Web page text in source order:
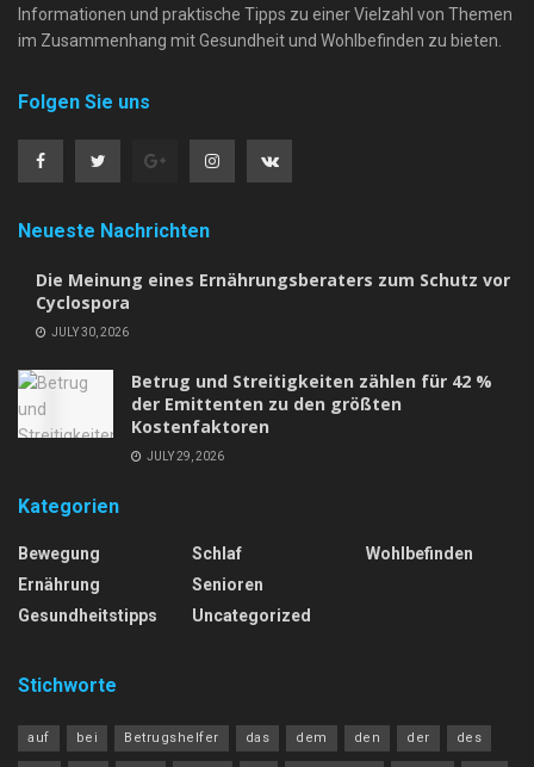
Informationen und praktische Tipps zu einer Vielzahl von Themen
im Zusammenhang mit Gesundheit und Wohlbefinden zu bieten.
Folgen Sie uns
Neueste Nachrichten
Die Meinung eines Ernährungsberaters zum Schutz vor
Cyclospora
JULY 30, 2026
Betrug und Streitigkeiten zählen für 42 %
der Emittenten zu den größten
Kostenfaktoren
JULY 29, 2026
Kategorien
Bewegung
Ernährung
Gesundheitstipps
Schlaf
Senioren
Uncategorized
Wohlbefinden
Stichworte
auf bei Betrugshelfer das dem den der des